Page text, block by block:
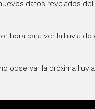
datos revelados
hora para ver la lluvia de
observar la próxima